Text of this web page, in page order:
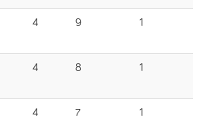
4 9 1
4 8 1
4 7 1